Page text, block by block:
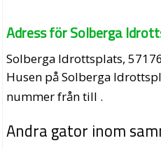
Adress för Solberga
Solberga Idrottsplats,
Husen på Solberga
nummer från till .
Andra gator inom